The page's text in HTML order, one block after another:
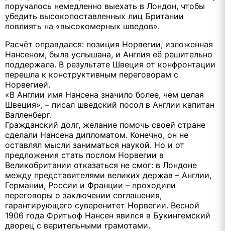
поручалось немедленно выехать в Лондон, чтобы
убедить высокопоставленных лиц Британии
повлиять на «высокомерных шведов».
Расчёт оправдался: позиция Норвегии, изложенная
Нансеном, была услышана, и Англия её решительно
поддержала. В результате Швеция от конфронтации
перешла к конструктивным переговорам с
Норвегией.
«В Англии имя Нансена значило более, чем целая
Швеция», – писал шведский посол в Англии капитан
Валленберг.
Гражданский долг, желание помочь своей стране
сделали Нансена дипломатом. Конечно, он не
оставлял мысли заниматься наукой. Но и от
предложения стать послом Норвегии в
Великобритании отказаться не смог: в Лондоне
между представителями великих держав – Англии,
Германии, России и Франции – проходили
переговоры о заключении соглашения,
гарантирующего суверенитет Норвегии. Весной
1906 года Фритьоф Нансен явился в Букингемский
дворец с верительными грамотами.